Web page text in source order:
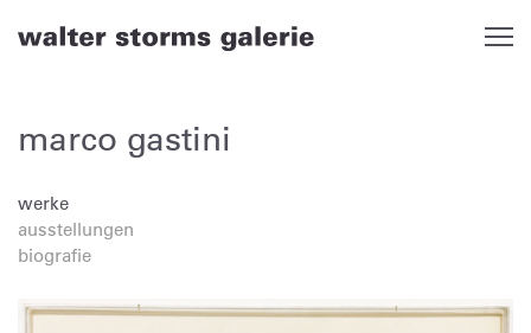
marco gastini
werke
ausstellungen
biografie